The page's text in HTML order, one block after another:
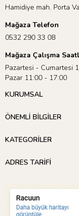
Hamidiye mah. Porta
Mağaza Telefon
0532 290 33 08
Mağaza Çalışma
Pazartesi - Cumartesi
Pazar 11:00 - 17:00
KURUMSAL
ÖNEMLİ BİLGİLER
KATEGORİLER
ADRES TARİFİ